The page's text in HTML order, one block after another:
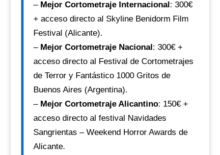
– Mejor Cortometraje Internacional: 300€
+ acceso directo al Skyline Benidorm Film
Festival (Alicante).
– Mejor Cortometraje Nacional: 300€ +
acceso directo al Festival de Cortometrajes
de Terror y Fantástico 1000 Gritos de
Buenos Aires (Argentina).
– Mejor Cortometraje Alicantino: 150€ +
acceso directo al festival Navidades
Sangrientas – Weekend Horror Awards de
Alicante.